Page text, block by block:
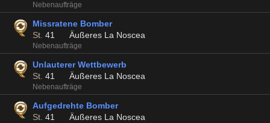
Nebenaufträge
Missratene Bomber
St. 41 Äußeres La Noscea
Nebenaufträge
Unlauterer Wettbewerb
St. 41 Äußeres La Noscea
Nebenaufträge
Aufgedrehte Bomber
St. 41 Äußeres La Noscea